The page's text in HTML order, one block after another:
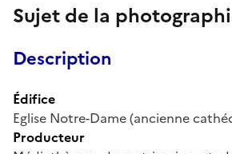
Sujet de la
Description
Édifice
Eglise Notre-Dame (ancienne
Producteur